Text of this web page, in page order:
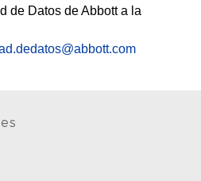
de Datos de Abbott a la